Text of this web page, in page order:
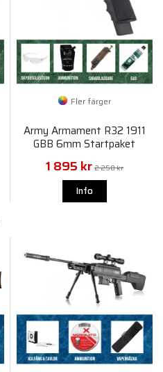
Fler färger
Army Armament R32 1911
GBB 6mm Startpaket
1 895 kr 2 250 kr
Info